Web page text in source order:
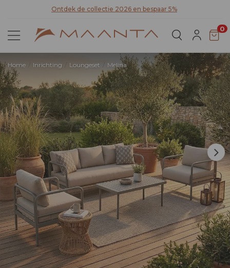
Ontdek de collectie 2026 en bespaar 5%
0
Home Inrichting Loungeset Melina